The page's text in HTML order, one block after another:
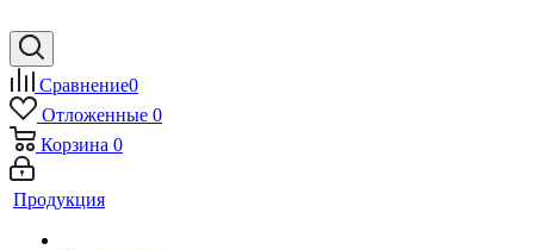
Сравнение0
Отложенные 0
Корзина 0
Продукция